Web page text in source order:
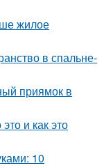
жилое
в спальне-
приямок в
и как это
10